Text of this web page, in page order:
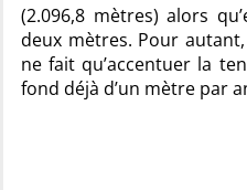
(2.096,8 mètres) alors
deux mètres. Pour
ne fait qu’accentuer la
fond déjà d’un mètre par